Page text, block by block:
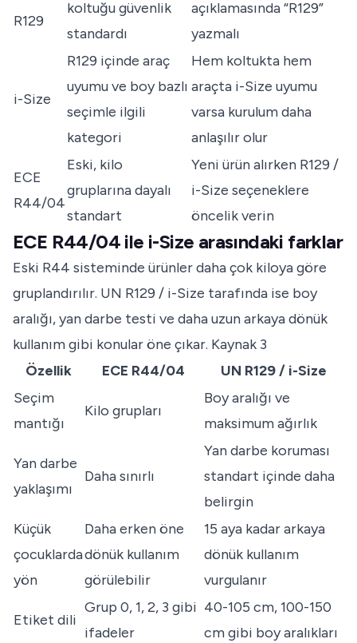
R129
koltuğu güvenlik
standardı
açıklamasında “R129”
yazmalı
i-Size
R129 içinde araç
uyumu ve boy bazlı
seçimle ilgili
kategori
Hem koltukta hem
araçta i-Size uyumu
varsa kurulum daha
anlaşılır olur
ECE
R44/04
Eski, kilo
gruplarına dayalı
standart
Yeni ürün alırken R129 /
i-Size seçeneklere
öncelik verin
ECE R44/04 ile i-Size arasındaki farklar
Eski R44 sisteminde ürünler daha çok kiloya göre
gruplandırılır. UN R129 / i-Size tarafında ise boy
aralığı, yan darbe testi ve daha uzun arkaya dönük
kullanım gibi konular öne çıkar. Kaynak 3
Özellik
ECE R44/04
UN R129 / i-Size
Seçim
mantığı
Kilo grupları
Boy aralığı ve
maksimum ağırlık
Yan darbe
yaklaşımı
Daha sınırlı
Yan darbe koruması
standart içinde daha
belirgin
Küçük
çocuklarda
yön
Daha erken öne
dönük kullanım
görülebilir
15 aya kadar arkaya
dönük kullanım
vurgulanır
Etiket dili
Grup 0, 1, 2, 3 gibi
ifadeler
40-105 cm, 100-150
cm gibi boy aralıkları